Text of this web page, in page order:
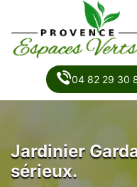
04 82 29 30
Jardinier
sérieux.